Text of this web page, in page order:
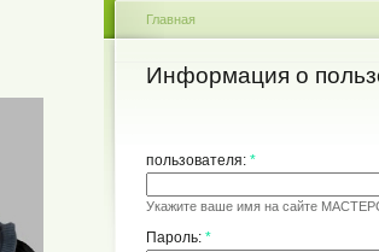
Главная
Информация о
пользователя: *
Укажите ваше имя на сайте
Пароль: *